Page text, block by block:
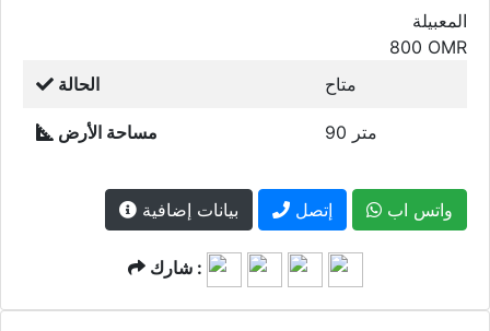
المعبيلة
800 OMR
الحالة
متاح
مساحة الأرض 90 متر
بيانات إضافية إتصل واتس اب
شارك :